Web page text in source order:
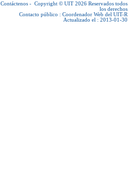
Contáctenos - Copyright © UIT 2026 Reservados todos
los derechos
Contacto público : Coordenador Web del UIT-R
Actualizado el : 2013-01-30